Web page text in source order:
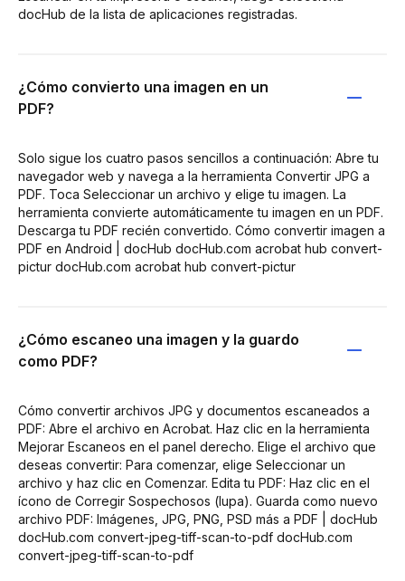
docHub de la lista de aplicaciones registradas.
¿Cómo convierto una imagen en un
PDF?
Solo sigue los cuatro pasos sencillos a continuación: Abre tu
navegador web y navega a la herramienta Convertir JPG a
PDF. Toca Seleccionar un archivo y elige tu imagen. La
herramienta convierte automáticamente tu imagen en un PDF.
Descarga tu PDF recién convertido. Cómo convertir imagen a
PDF en Android | docHub docHub.com acrobat hub convert-
pictur docHub.com acrobat hub convert-pictur
¿Cómo escaneo una imagen y la guardo
como PDF?
Cómo convertir archivos JPG y documentos escaneados a
PDF: Abre el archivo en Acrobat. Haz clic en la herramienta
Mejorar Escaneos en el panel derecho. Elige el archivo que
deseas convertir: Para comenzar, elige Seleccionar un
archivo y haz clic en Comenzar. Edita tu PDF: Haz clic en el
ícono de Corregir Sospechosos (lupa). Guarda como nuevo
archivo PDF: Imágenes, JPG, PNG, PSD más a PDF | docHub
docHub.com convert-jpeg-tiff-scan-to-pdf docHub.com
convert-jpeg-tiff-scan-to-pdf